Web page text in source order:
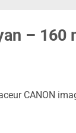
– 160
CANON